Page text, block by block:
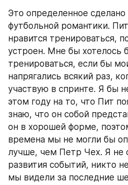
Это определенное сделано
футбольной романтики.
нравится тренироваться,
устроен. Мне бы хотелось
тренироваться, если бы
напрягались всякий раз,
участвую в спринте. Я бы
этом году на то, что Пит
знаю, что он собой
он в хорошей форме,
времена мы не могли бы
лучше, чем Петр Чех. Я не
развития событий, никто
мы видели за последние